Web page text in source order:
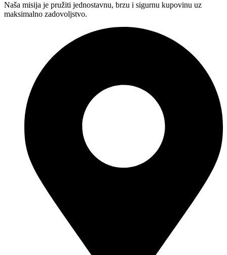
Naša misija je pružiti jednostavnu, brzu i sigurnu kupovinu uz
maksimalno zadovoljstvo.